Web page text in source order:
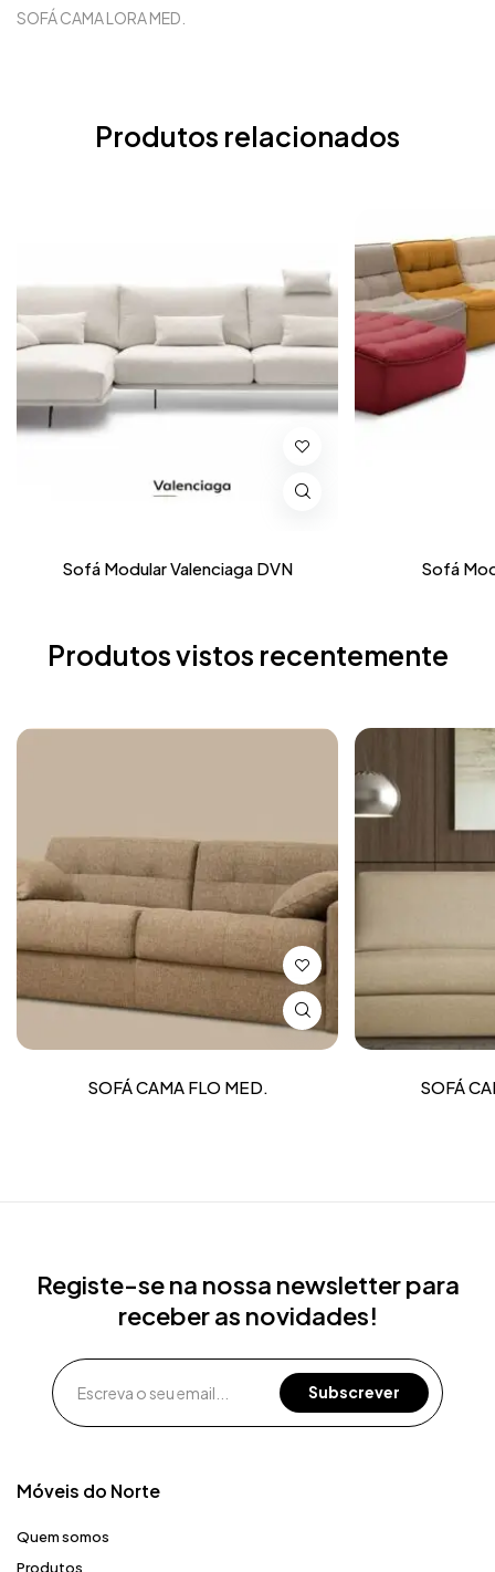
SOFÁ CAMA LORA MED.
Produtos relacionados
Sofá Modular Valenciaga DVN Sofá
Produtos vistos recentemente
SOFÁ CAMA FLO MED. SOFÁ
Móveis do Norte​
Quem somos
Produtos
Registe-se na nossa newsletter para
receber as novidades!